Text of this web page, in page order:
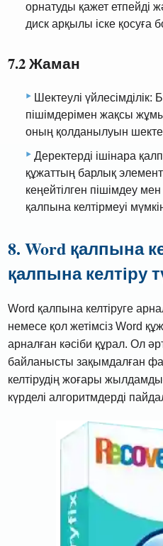
орнатуды қажет етпейді
диск арқылы іске қосуға
7.2 Жаман
Шектеулі
пішімдерімен жақсы
оның қолданылуын
Деректерді ішінара
құжаттың барлық
кеңейтілген пішімдеу
қалпына келтірмеуі
8. Word қалпына
қалпына келтіру
Word қалпына келтіруге
немесе қол жетімсіз Word
арналған кәсіби құрал. Ол
байланысты зақымдалған
келтірудің жоғары
күрделі алгоритмдерді